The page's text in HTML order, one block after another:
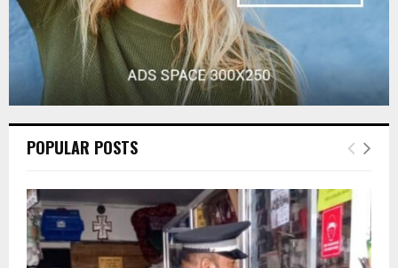
POPULAR POSTS